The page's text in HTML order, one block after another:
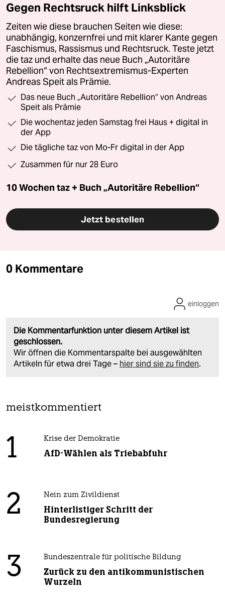
Gegen Rechtsruck hilft Linksblick
Zeiten wie diese brauchen Seiten wie diese:
unabhängig, konzernfrei und mit klarer Kante gegen
Faschismus, Rassismus und Rechtsruck. Teste jetzt
die taz und erhalte das neue Buch „Autoritäre
Rebellion“ von Rechtsextremismus-Experten
Andreas Speit als Prämie.
Das neue Buch „Autoritäre Rebellion“ von Andreas
Speit als Prämie
Die wochentaz jeden Samstag frei Haus + digital in
der App
Die tägliche taz von Mo-Fr digital in der App
Zusammen für nur 28 Euro
10 Wochen taz + Buch „Autoritäre Rebellion“
Jetzt bestellen
0 Kommentare
Die Kommentarfunktion unter diesem Artikel ist
geschlossen.
Wir öffnen die Kommentarspalte bei ausgewählten
Artikeln für etwa drei Tage – hier sind sie zu finden.
einloggen
meistkommentiert
1 Krise der Demokratie
AfD-Wählen als Triebabfuhr
2 Nein zum Zivildienst
Hinterlistiger Schritt der
Bundesregierung
3 Bundeszentrale für politische Bildung
Zurück zu den antikommunistischen
Wurzeln